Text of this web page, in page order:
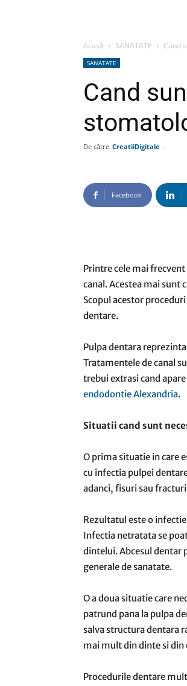
Acasă SANATATE Cand
SANATATE
Cand
De către CreatiiDigitale -
Facebook
Printre cele mai
canal. Acestea mai sunt
Scopul acestor
dentare.
Pulpa dentara
Tratamentele de canal
trebui extrasi cand
endodontie Alexandria.
Situatii cand sunt
O prima situatie in care
cu infectia pulpei
adanci, fisuri sau
Rezultatul este o
Infectia netratata se
dintelui. Abcesul dentar
generale de sanatate.
O a doua situatie care
patrund pana la pulpa
salva structura dentara
mai mult din dinte si din
Procedurile dentare